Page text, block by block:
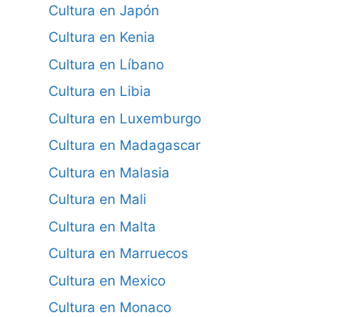
Cultura en Japón
Cultura en Kenia
Cultura en Líbano
Cultura en Libia
Cultura en Luxemburgo
Cultura en Madagascar
Cultura en Malasia
Cultura en Mali
Cultura en Malta
Cultura en Marruecos
Cultura en Mexico
Cultura en Monaco